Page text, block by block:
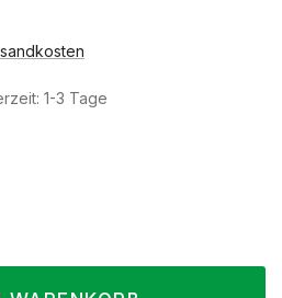
1-3 Tage
Gib den gewünschten